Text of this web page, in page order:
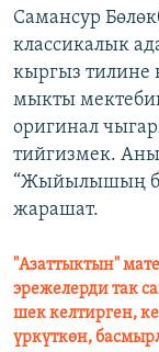
Самансур
классикалык
кыргыз тилине
мыкты
оригинал
тийгизмек.
“Жыйылышың
жарашат.
"Азаттыктын"
эрежелерди так
шек келтирген,
үркүткөн,